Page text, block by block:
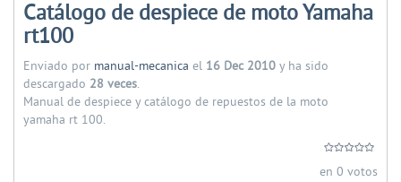
Catálogo de despiece de moto Yamaha
rt100
Enviado por manual-mecanica el 16 Dec 2010 y ha sido
descargado 28 veces.
Manual de despiece y catálogo de repuestos de la moto
yamaha rt 100.
en 0 votos